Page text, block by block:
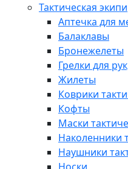
Тактическая
Аптечка для
Балаклавы
Бронежелеты
Грелки для
Жилеты
Коврики
Кофты
Маски
Наколенники
Наушники